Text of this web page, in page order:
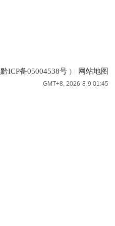
黔ICP备05004538号) | 网站地图
GMT+8, 2026-8-9 01:45